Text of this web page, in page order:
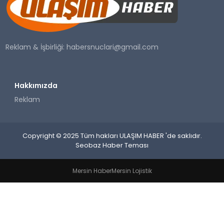
SAĞLIK
YAŞAM
Reklam & İşbirliği:habersnuclari@gmail.com
Hakkımızda
Reklam
Copyright © 2025 Tüm hakları ULAŞIM HABER 'de saklıdır.
Seobaz Haber Teması
Mersin HaberMersin Lojistik